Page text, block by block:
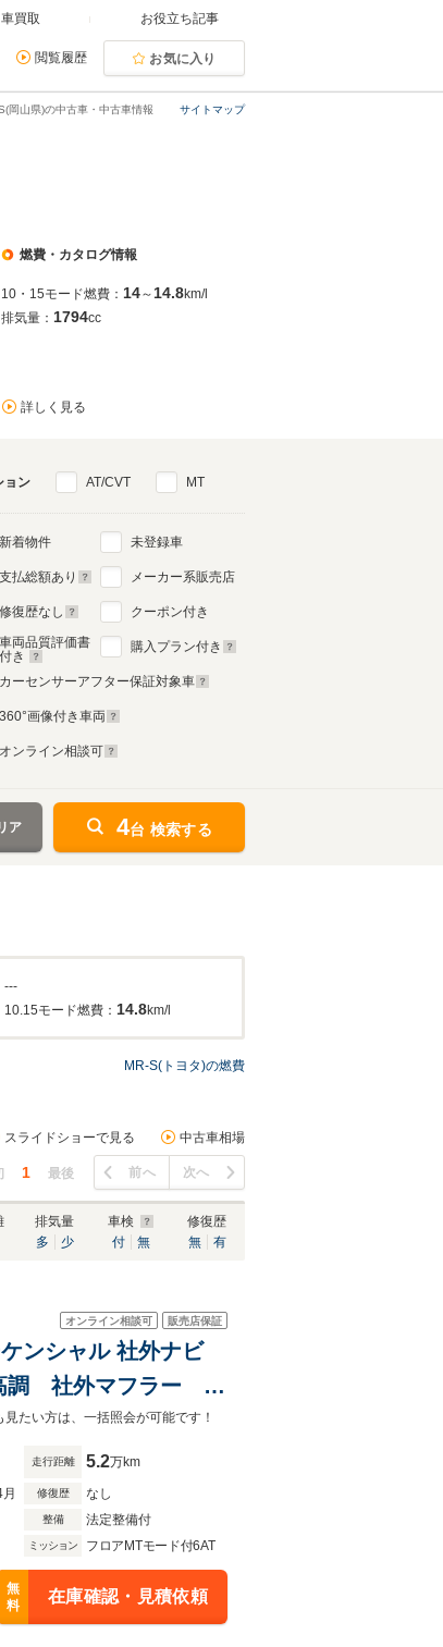
車買取 お役立ち記事
閲覧履歴 お気に入り
サイトマップ
岡山県)の中古車・中古車情報
燃費・カタログ情報
10・15モード燃費： 14～ 14.8km/l
排気量： 1794cc
詳しく見る
ョン AT/CVT MT
新着物件
支払総額あり
修復歴なし
車両品質評価書
付き
未登録車
メーカー系販売店
クーポン付き
購入プラン付き
カーセンサーアフター保証対象車
360°画像付き車両
オンライン相談可
ア 4台 検索する
---
10.15モード燃費： 14.8km/l
MR-S(トヨタ)の燃費
スライドショーで見る 中古車相場
1 最後 前へ 次へ
排気量
多
少
車検
付
無
修復歴
無
有
オンライン相談可 販売店保証
ンシャル 社外ナビ
調 社外マフラー レ
ライト ステアリン
たい方は、一括照会が可能です！
走行距離 5.2万km
修復歴 なし
整備 法定整備付
ミッション フロアMTモード付6AT
無
料
在庫確認・見積依頼